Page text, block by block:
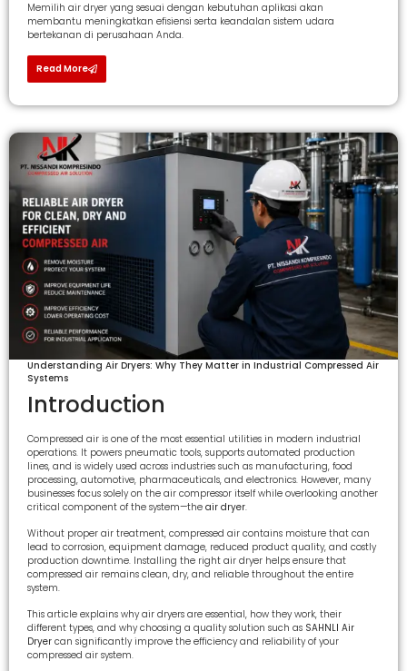
Memilih air dryer yang sesuai dengan kebutuhan aplikasi akan
membantu meningkatkan efisiensi serta keandalan sistem udara
bertekanan di perusahaan Anda.
Read More
Understanding Air Dryers: Why They Matter in Industrial Compressed Air
Systems
Introduction
Compressed air is one of the most essential utilities in modern industrial
operations. It powers pneumatic tools, supports automated production
lines, and is widely used across industries such as manufacturing, food
processing, automotive, pharmaceuticals, and electronics. However, many
businesses focus solely on the air compressor itself while overlooking another
critical component of the system—the air dryer.
Without proper air treatment, compressed air contains moisture that can
lead to corrosion, equipment damage, reduced product quality, and costly
production downtime. Installing the right air dryer helps ensure that
compressed air remains clean, dry, and reliable throughout the entire
system.
This article explains why air dryers are essential, how they work, their
different types, and why choosing a quality solution such as SAHNLI Air
Dryer can significantly improve the efficiency and reliability of your
compressed air system.